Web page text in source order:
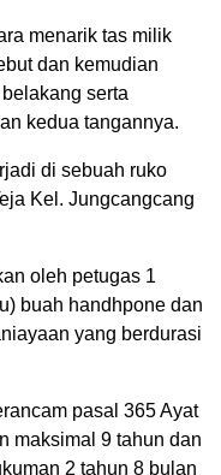
menarik tas milik
dan kemudian
serta
kedua tangannya.
di sebuah ruko
Kel. Jungcangcang
oleh petugas 1
buah handhpone dan
yang berdurasi
pasal 365 Ayat
maksimal 9 tahun dan
2 tahun 8 bulan